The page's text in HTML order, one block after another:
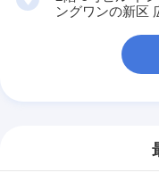
ングワンの新区